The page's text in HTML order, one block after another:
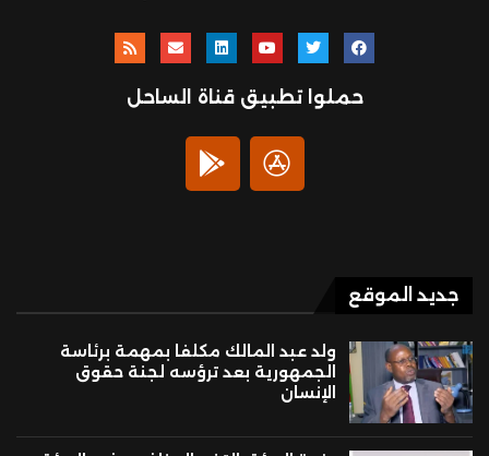
حملوا تطبيق قناة الساحل
جديد الموقع
ولد عبد المالك مكلفا بمهمة برئاسة
الجمهورية بعد ترؤسه لجنة حقوق
الإنسان